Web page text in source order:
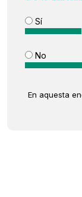
Sí
No
En aquesta